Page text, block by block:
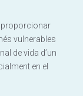
proporcionar
vulnerables
de vida d’un
en el